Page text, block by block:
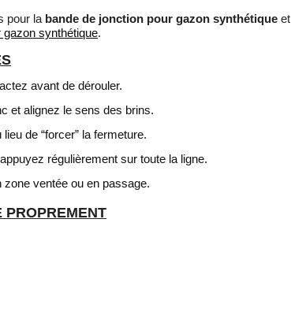
pour la bande de jonction pour gazon synthétiqueet
gazon synthétique.
avant de dérouler.
et alignez le sens des brins.
de “forcer” la fermeture.
régulièrement sur toute la ligne.
ventée ou en passage.
PROPREMENT